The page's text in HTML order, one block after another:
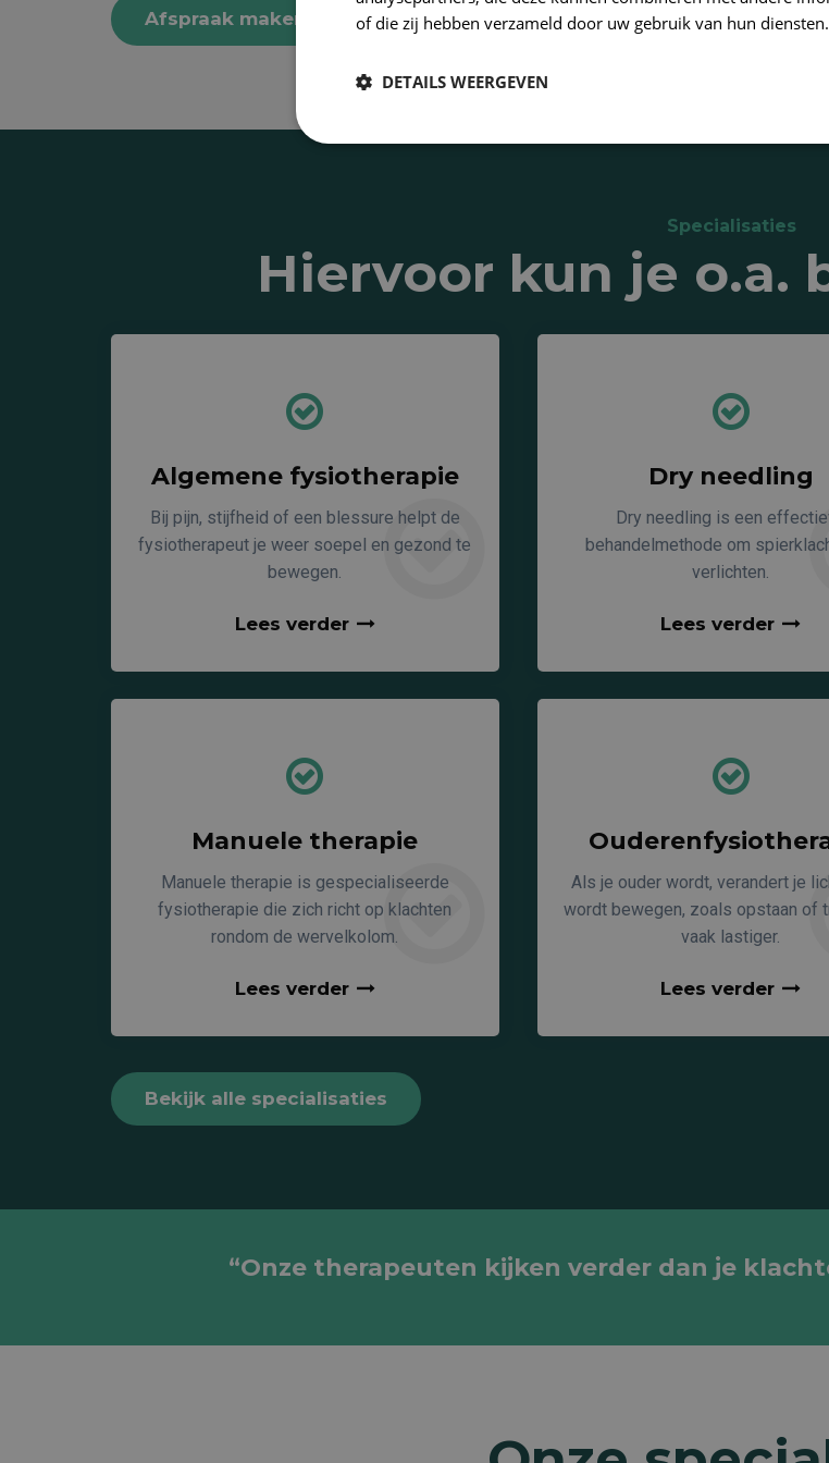
Afspraak maken
Specialisaties
Hiervoor kun je o.a.
Algemene fysiotherapie
Bij pijn, stijfheid of een blessure helpt de
fysiotherapeut je weer soepel en gezond te
bewegen.
Lees verder
Dry needling
Dry needling is een
behandelmethode om
verlichten.
Lees verder
Manuele therapie
Manuele therapie is gespecialiseerde
fysiotherapie die zich richt op klachten
rondom de wervelkolom.
Lees verder
Als je ouder wordt, verandert je
wordt bewegen, zoals opstaan of
vaak lastiger.
Lees verder
Bekijk alle specialisaties
“Onze therapeuten kijken verder dan je
of die zij hebben verzameld door uw gebruik van hun diensten.
DETAILS WEERGEVEN